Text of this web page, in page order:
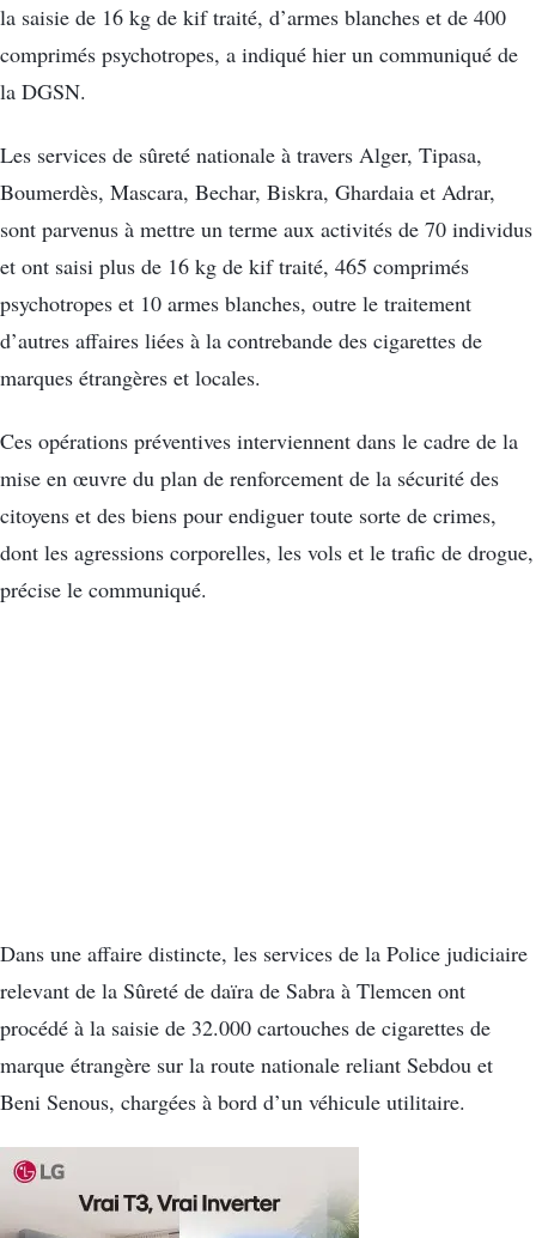
la saisie de 16 kg de kif traité, d’armes blanches et de 400
comprimés psychotropes, a indiqué hier un communiqué de
la DGSN.
Les services de sûreté nationale à travers Alger, Tipasa,
Boumerdès, Mascara, Bechar, Biskra, Ghardaia et Adrar,
sont parvenus à mettre un terme aux activités de 70 individus
et ont saisi plus de 16 kg de kif traité, 465 comprimés
psychotropes et 10 armes blanches, outre le traitement
d’autres affaires liées à la contrebande des cigarettes de
marques étrangères et locales.
Ces opérations préventives interviennent dans le cadre de la
mise en œuvre du plan de renforcement de la sécurité des
citoyens et des biens pour endiguer toute sorte de crimes,
dont les agressions corporelles, les vols et le trafic de drogue,
précise le communiqué.
Dans une affaire distincte, les services de la Police judiciaire
relevant de la Sûreté de daïra de Sabra à Tlemcen ont
procédé à la saisie de 32.000 cartouches de cigarettes de
marque étrangère sur la route nationale reliant Sebdou et
Beni Senous, chargées à bord d’un véhicule utilitaire.